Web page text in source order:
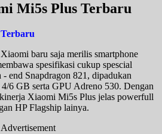
Mi5s Plus Terbaru
baru saja merilis smartphone
spesifikasi cukup spescial
- end Snapdragon 821, dipadukan
6 GB serta GPU Adreno 530. Dengan
Xiaomi Mi5s Plus jelas powerfull
HP Flagship lainya.
Advertisement